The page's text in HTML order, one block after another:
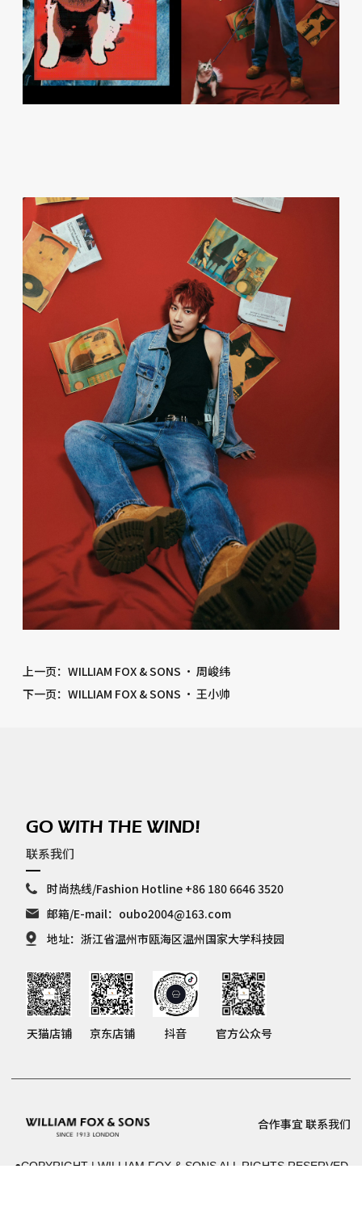
上一页：WILLIAM FOX & SONS · 周峻纬
下一页：WILLIAM FOX & SONS · 王小帅
GO WITH THE WIND!
联系我们
时尚热线/Fashion Hotline +86 180 6646 3520
邮箱/E-mail：oubo2004@163.com
地址：浙江省温州市瓯海区温州国家大学科技园
天猫店铺 京东店铺 抖音 官方公众号
合作事宜 联系我们
●COPYRIGHT | WILLIAM FOX & SONS ALL RIGHTS RESERVED